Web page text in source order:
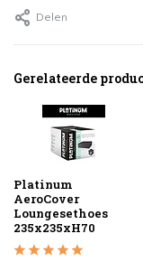
Delen
Gerelateerde
Platinum
AeroCover
Loungesethoes
235x235xH70